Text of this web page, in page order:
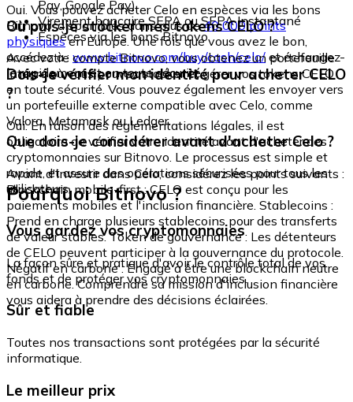
Pay, Google Pay)
Virement bancaire SEPA ou SEPA Instantané
Espèces via les bons Bitnovo
Oui. Vous pouvez acheter Celo en espèces via les bons
Bitnovo, disponibles dans plus de40 000 points
physiquesen Europe. Une fois que vous avez le bon,
accédez à : www.bitnovo.com/buy/cash/celo/ et échangez-
le rapidement et en toute sécurité.
Où puis-je stocker mes tokens CELO ?
Avec votre compte Bitnovo, vous obtenez un portefeuille
intégré où vous pouvez stocker et gérer vos tokens CELO
en toute sécurité. Vous pouvez également les envoyer vers
un portefeuille externe compatible avec Celo, comme
Valora, Metamask ou Ledger.
Dois-je vérifier mon identité pour acheter CELO
?
Oui. En raison des réglementations légales, il est
obligatoire de vérifier votre identité avant d'acheter des
cryptomonnaies sur Bitnovo. Le processus est simple et
rapide, et assure des opérations sécurisées pour tous les
utilisateurs.
Que dois-je considérer avant d'acheter Celo ?
Avant d'investir dans Celo, considérez les points suivants :
Blockchain mobile-first : CELO est conçu pour les
paiements mobiles et l'inclusion financière. Stablecoins :
Prend en charge plusieurs stablecoins pour des transferts
de valeur stables. Token de gouvernance : Les détenteurs
de CELO peuvent participer à la gouvernance du protocole.
Négatif en carbone : Engagé à être une blockchain neutre
en carbone. Comprendre sa mission d'inclusion financière
vous aidera à prendre des décisions éclairées.
Pourquoi Bitnovo ?
Vous gardez vos cryptomonnaies
La façon sûre et pratique d'avoir le contrôle total de vos
fonds et de protéger vos cryptomonnaies.
Sûr et fiable
Toutes nos transactions sont protégées par la sécurité
informatique.
Le meilleur prix